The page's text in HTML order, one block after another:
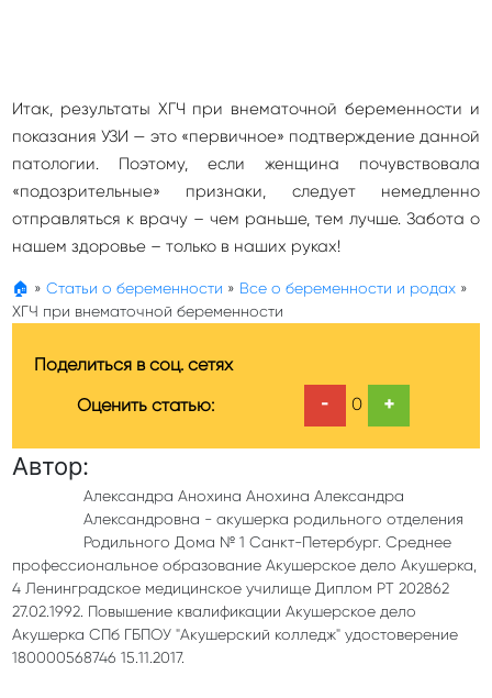
Итак, результаты ХГЧ при внематочной беременности и
показания УЗИ — это «первичное» подтверждение данной
патологии. Поэтому, если женщина почувствовала
«подозрительные» признаки, следует немедленно
отправляться к врачу – чем раньше, тем лучше. Забота о
нашем здоровье – только в наших руках!
🏠 » Статьи о беременности » Все о беременности и родах »
ХГЧ при внематочной беременности
Поделиться в соц. сетях
Оценить статью:
- 0 +
Автор:
Александра Анохина Анохина Александра
Александровна - акушерка родильного отделения
Родильного Дома № 1 Санкт-Петербург. Среднее
профессиональное образование Акушерское дело Акушерка,
4 Ленинградское медицинское училище Диплом РТ 202862
27.02.1992. Повышение квалификации Акушерское дело
Акушерка СПб ГБПОУ "Акушерский колледж" удостоверение
180000568746 15.11.2017.